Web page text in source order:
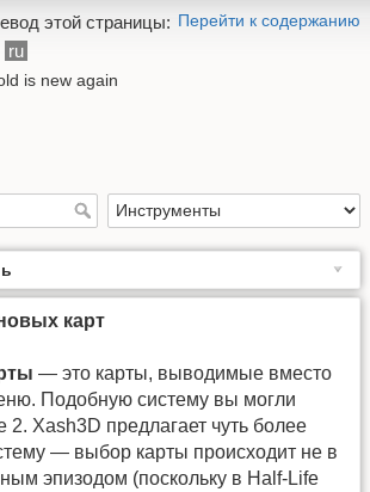
Перейти к содержанию
этой страницы:
ru
is new again
карт
— это карты, выводимые вместо
Подобную систему вы могли
2. Xash3D предлагает чуть более
— выбор карты происходит не в
эпизодом (поскольку в Half-Life